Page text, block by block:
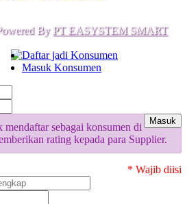
By PT EASYSTEM SMART
Daftar jadi Konsumen
Masuk Konsumen
Masuk
sebagai konsumen di
rating kepada para Supplier.
* Wajib diisi